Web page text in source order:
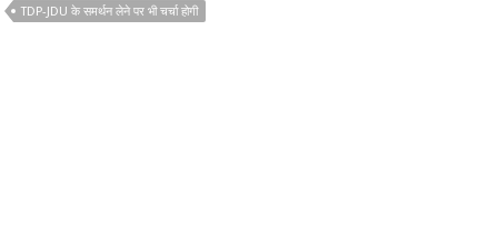
TDP-JDU के समर्थन लेने पर भी चर्चा होगी